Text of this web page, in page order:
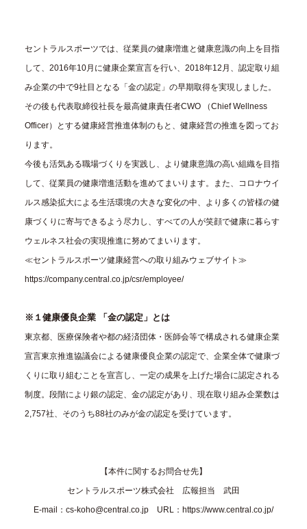
セントラルスポーツでは、従業員の健康増進と健康意識の向上を目指
して、2016年10月に健康企業宣言を行い、2018年12月、認定取り組
み企業の中で9社目となる「金の認定」の早期取得を実現しました。
その後も代表取締役社長を最高健康責任者CWO （Chief Wellness
Officer）とする健康経営推進体制のもと、健康経営の推進を図ってお
ります。
今後も活気ある職場づくりを実践し、より健康意識の高い組織を目指
して、従業員の健康増進活動を進めてまいります。また、コロナウイ
ルス感染拡大による生活環境の大きな変化の中、より多くの皆様の健
康づくりに寄与できるよう尽力し、すべての人が笑顔で健康に暮らす
ウェルネス社会の実現推進に努めてまいります。
≪セントラルスポーツ健康経営への取り組みウェブサイト≫
https://company.central.co.jp/csr/employee/
※１健康優良企業 「金の認定」とは
東京都、医療保険者や都の経済団体・医師会等で構成される健康企業
宣言東京推進協議会による健康優良企業の認定で、企業全体で健康づ
くりに取り組むことを宣言し、一定の成果を上げた場合に認定される
制度。段階により銀の認定、金の認定があり、現在取り組み企業数は
2,757社、そのうち88社のみが金の認定を受けています。
【本件に関するお問合せ先】
セントラルスポーツ株式会社 広報担当 武田
E-mail： cs-koho@central.co.jp URL：https://www.central.co.jp/